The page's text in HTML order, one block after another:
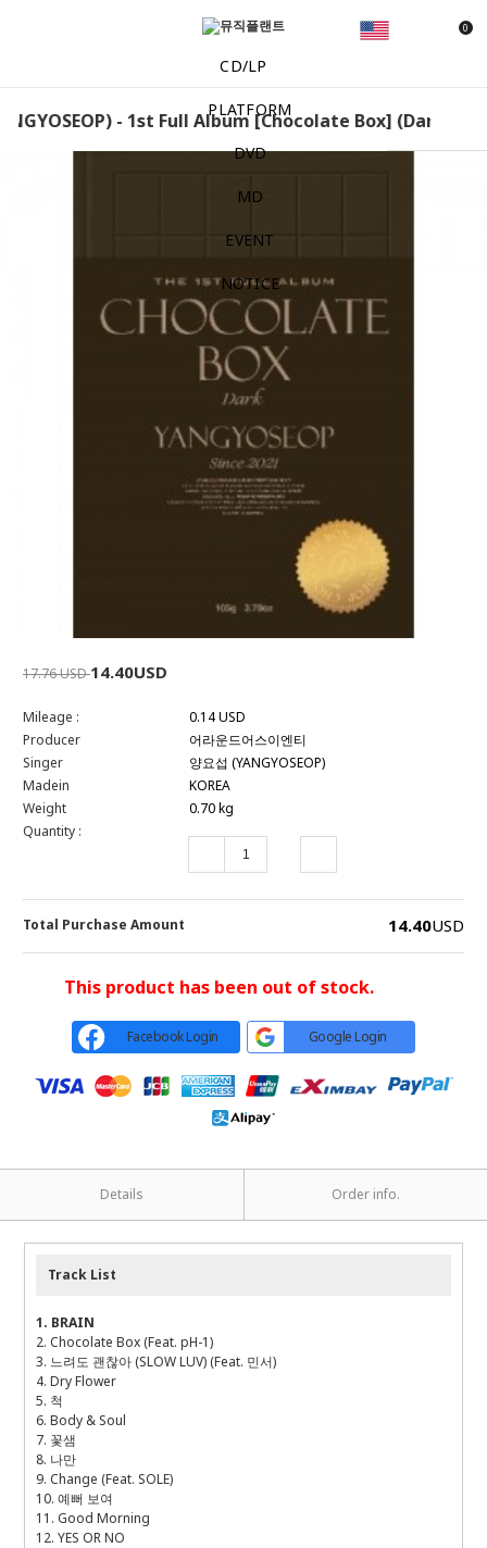
0
CD/LP
PLATFORM
DVD
MD
EVENT
NOTICE
- 1st Full Album [Chocolate Box] (Dark
17.76 USD14.40USD
Mileage :
0.14 USD
Producer
어라운드어스이엔티
Singer
양요섭 (YANGYOSEOP)
Madein
KOREA
Weight
0.70 kg
Quantity :
Total Purchase Amount 14.40USD
This product has been out of stock.
Facebook Login Google Login
Details Order info.
Track List
1. BRAIN
2. Chocolate Box (Feat. pH-1)
3. 느려도 괜찮아 (SLOW LUV) (Feat. 민서)
4. Dry Flower
5. 척
6. Body & Soul
7. 꽃샘
8. 나만
9. Change (Feat. SOLE)
10. 예뻐 보여
11. Good Morning
12. YES OR NO